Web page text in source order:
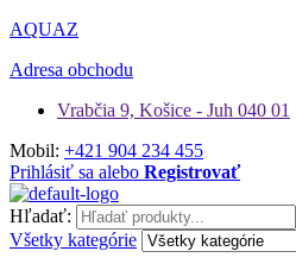
AQUAZ
Adresa obchodu
Vrabčia 9, Košice - Juh 040 01
Mobil: +421 904 234 455
Prihlásiť sa alebo Registrovať
Hľadať:
Všetky kategórie